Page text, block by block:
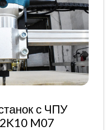
с ЧПУ
M07